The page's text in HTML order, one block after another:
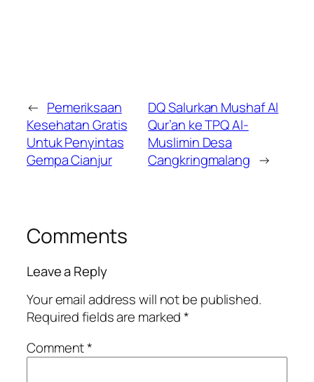
← Pemeriksaan
Kesehatan Gratis
Untuk Penyintas
Gempa Cianjur
DQ Salurkan Mushaf Al
Qur’an ke TPQ Al-
Muslimin Desa
Cangkringmalang →
Comments
Leave a Reply
Your email address will not be published.
Required fields are marked*
Comment*